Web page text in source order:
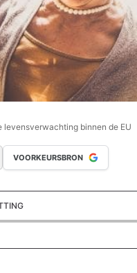
levensverwachting binnen de EU
VOORKEURSBRON